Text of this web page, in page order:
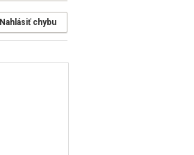
Nahlásiť chybu